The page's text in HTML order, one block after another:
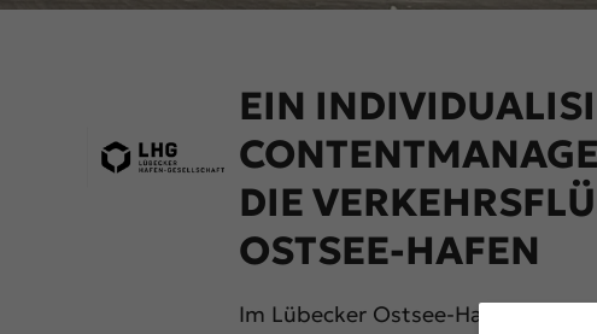
EIN
DIE
OSTSEE-HAFEN
Im Lübecker Ostsee-Hafen haben